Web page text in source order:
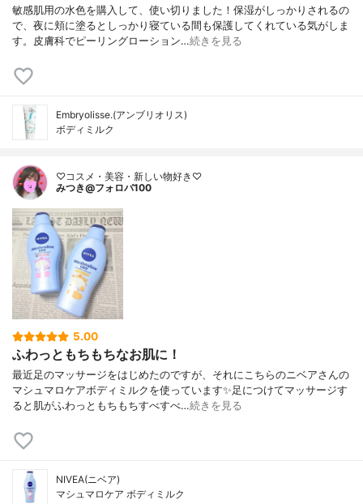
敏感肌用の水色を購入して、使い切りました！保湿がしっかりされるの
で、夜に頬に塗るとしっかり寝ている間も保護してくれている気がしま
す。皮膚科でピーリングローション…続きを見る
Embryolisse.(アンブリオリス)
ボディミルク
♡コスメ・美容・新しい物好き♡
みつき@フォロバ100
5.00
ふわっともちもちなお肌に！
最近足のマッサージをはじめたのですが、それにこちらのニベアさんの
マシュマロケアボディミルクを使っています✨足につけてマッサージす
ると肌がふわっともちもちすべすべ…続きを見る
NIVEA(ニベア)
マシュマロケア ボディミルク